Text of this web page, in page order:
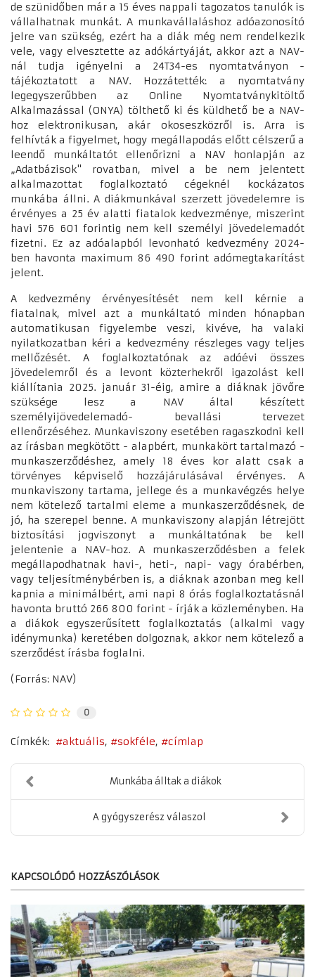
de szünidőben már a 15 éves nappali tagozatos tanulók is
vállalhatnak munkát. A munkavállaláshoz adóazonosító
jelre van szükség, ezért ha a diák még nem rendelkezik
vele, vagy elvesztette az adókártyáját, akkor azt a NAV-
nál tudja igényelni a 24T34-es nyomtatványon -
tájékoztatott a NAV. Hozzátették: a nyomtatvány
legegyszerűbben az Online Nyomtatványkitöltő
Alkalmazással (ONYA) tölthető ki és küldhető be a NAV-
hoz elektronikusan, akár okoseszközről is. Arra is
felhívták a figyelmet, hogy megállapodás előtt célszerű a
leendő munkáltatót ellenőrizni a NAV honlapján az
„Adatbázisok" rovatban, mivel a be nem jelentett
alkalmazottat foglalkoztató cégeknél kockázatos
munkába állni. A diákmunkával szerzett jövedelemre is
érvényes a 25 év alatti fiatalok kedvezménye, miszerint
havi 576 601 forintig nem kell személyi jövedelemadót
fizetni. Ez az adóalapból levonható kedvezmény 2024-
ben havonta maximum 86 490 forint adómegtakarítást
jelent.
A kedvezmény érvényesítését nem kell kérnie a
fiatalnak, mivel azt a munkáltató minden hónapban
automatikusan figyelembe veszi, kivéve, ha valaki
nyilatkozatban kéri a kedvezmény részleges vagy teljes
mellőzését. A foglalkoztatónak az adóévi összes
jövedelemről és a levont közterhekről igazolást kell
kiállítania 2025. január 31-éig, amire a diáknak jövőre
szüksége lesz a NAV által készített
személyijövedelemadó- bevallási tervezet
ellenőrzéséhez. Munkaviszony esetében ragaszkodni kell
az írásban megkötött - alapbért, munkakört tartalmazó -
munkaszerződéshez, amely 18 éves kor alatt csak a
törvényes képviselő hozzájárulásával érvényes. A
munkaviszony tartama, jellege és a munkavégzés helye
nem kötelező tartalmi eleme a munkaszerződésnek, de
jó, ha szerepel benne. A munkaviszony alapján létrejött
biztosítási jogviszonyt a munkáltatónak be kell
jelentenie a NAV-hoz. A munkaszerződésben a felek
megállapodhatnak havi-, heti-, napi- vagy órabérben,
vagy teljesítménybérben is, a diáknak azonban meg kell
kapnia a minimálbért, ami napi 8 órás foglalkoztatásnál
havonta bruttó 266 800 forint - írják a közleményben. Ha
a diákok egyszerűsített foglalkoztatás (alkalmi vagy
idénymunka) keretében dolgoznak, akkor nem kötelező a
szerződést írásba foglalni.
(Forrás: NAV)
0
Címkék: aktuális sokféle címlap
Munkába álltak a diákok
A gyógyszerész válaszol
KAPCSOLÓDÓ HOZZÁSZÓLÁSOK